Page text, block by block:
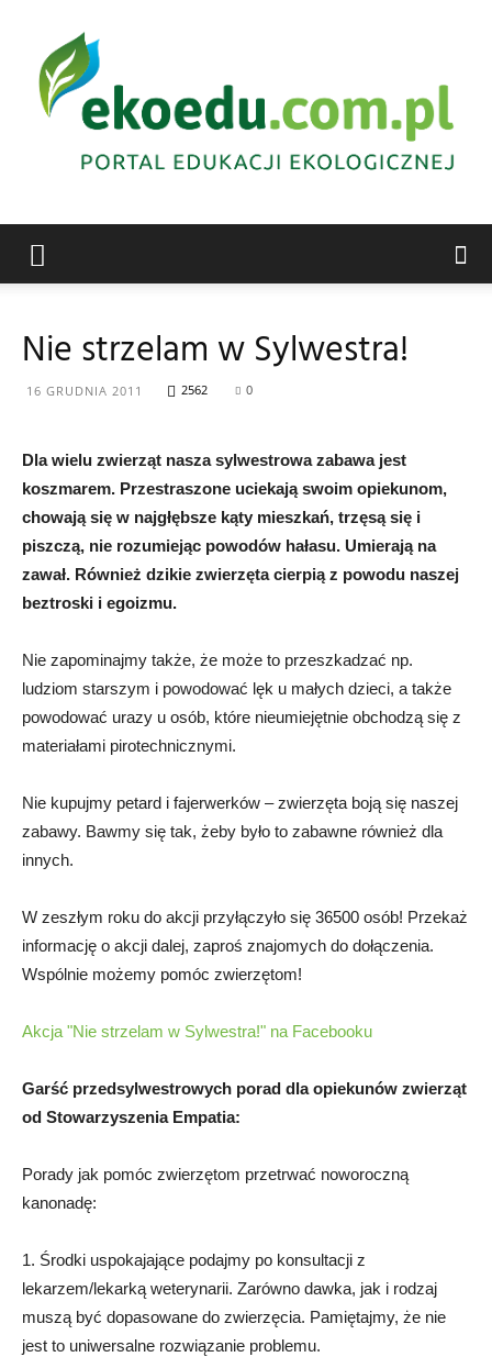
ekologiczna
Abrys
Nie strzelam w Sylwestra!
16 GRUDNIA 2011 2562 0
Dla wielu zwierząt nasza sylwestrowa zabawa jest
koszmarem. Przestraszone uciekają swoim opiekunom,
chowają się w najgłębsze kąty mieszkań, trzęsą się i
piszczą, nie rozumiejąc powodów hałasu. Umierają na
zawał. Również dzikie zwierzęta cierpią z powodu naszej
beztroski i egoizmu.
Nie zapominajmy także, że może to przeszkadzać np.
ludziom starszym i powodować lęk u małych dzieci, a także
powodować urazy u osób, które nieumiejętnie obchodzą się z
materiałami pirotechnicznymi.
Nie kupujmy petard i fajerwerków – zwierzęta boją się naszej
zabawy. Bawmy się tak, żeby było to zabawne również dla
innych.
W zeszłym roku do akcji przyłączyło się 36500 osób! Przekaż
informację o akcji dalej, zaproś znajomych do dołączenia.
Wspólnie możemy pomóc zwierzętom!
Akcja "Nie strzelam w Sylwestra!" na Facebooku
Garść przedsylwestrowych porad dla opiekunów zwierząt
od Stowarzyszenia Empatia:
Porady jak pomóc zwierzętom przetrwać noworoczną
kanonadę:
1. Środki uspokajające podajmy po konsultacji z
lekarzem/lekarką weterynarii. Zarówno dawka, jak i rodzaj
muszą być dopasowane do zwierzęcia. Pamiętajmy, że nie
jest to uniwersalne rozwiązanie problemu.